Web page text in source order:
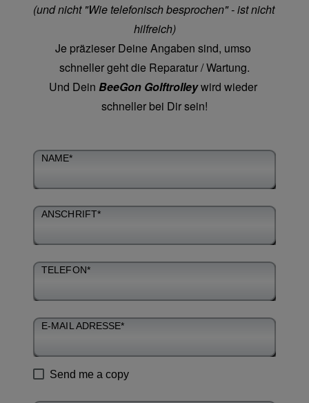
(und nicht "Wie telefonisch besprochen" - ist nicht
hilfreich)
Je präzieser Deine Angaben sind, umso
schneller geht die Reparatur / Wartung.
Und Dein BeeGon Golftrolley wird wieder
schneller bei Dir sein!
NAME*
ANSCHRIFT*
TELEFON*
E-MAIL ADRESSE*
Send me a copy
Ceres::Template.mailFormHoneypotLabel